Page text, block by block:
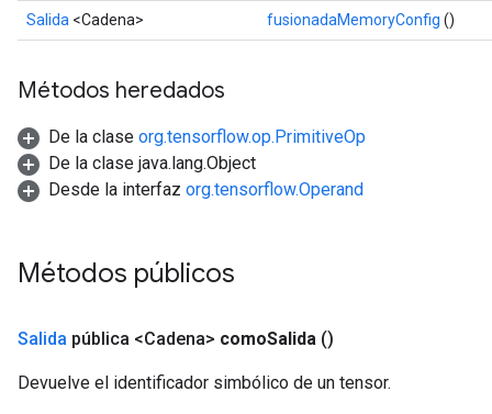
Salida <Cadena> fusionadaMemoryConfig ()
Métodos heredados
De la clase org.tensorflow.op.PrimitiveOp
De la clase java.lang.Object
Desde la interfaz org.tensorflow.Operand
Métodos públicos
Salida pública <Cadena> comoSalida ()
Devuelve el identificador simbólico de un tensor.